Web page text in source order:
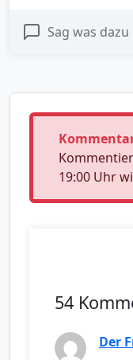
Sag was dazu
19:00 Uhr
54
Der